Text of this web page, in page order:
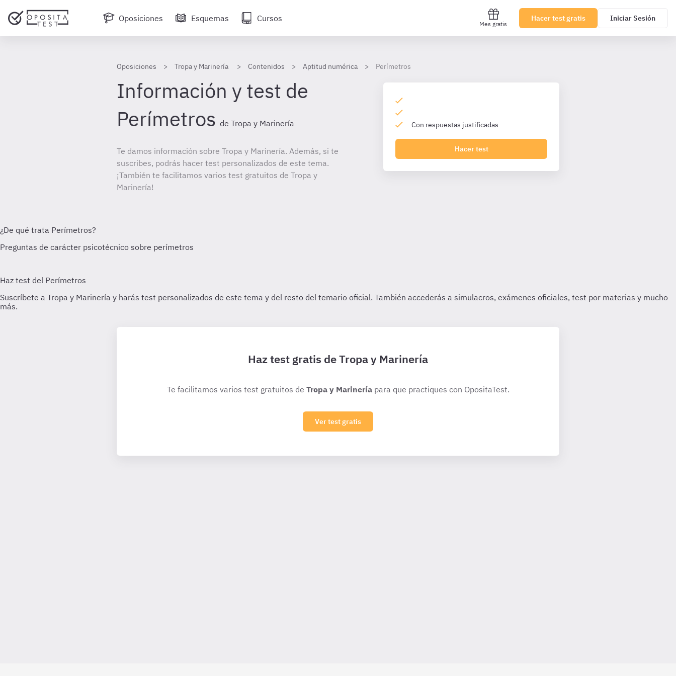
Oposiciones Esquemas Cursos
Mes gratis
Hacer test gratis Iniciar Sesión
Oposiciones Tropa y Marinería Contenidos Aptitud numérica Perímetros
Información y test de
Perímetros de Tropa y Marinería
Te damos información sobre Tropa y Marinería. Además, si te
suscribes, podrás hacer test personalizados de este tema.
¡También te facilitamos varios test gratuitos de Tropa y
Marinería!
Con respuestas justificadas
Hacer test
Haz test gratis de Tropa y Marinería
Te facilitamos varios test gratuitos de Tropa y Marineríapara que practiques con OpositaTest.
Ver test gratis